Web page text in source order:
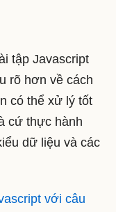
tập Javascript
rõ hơn về cách
có thể xử lý tốt
cứ thực hành
dữ liệu và các
với câu